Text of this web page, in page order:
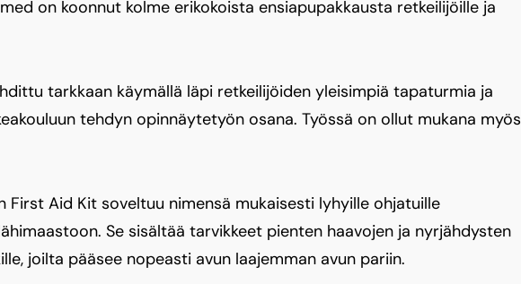
on koonnut kolme erikokoista ensiapupakkausta retkeilijöille ja
tarkkaan käymällä läpi retkeilijöiden yleisimpiä tapaturmia ja
tehdyn opinnäytetyön osana. Työssä on ollut mukana myös
First Aid Kit soveltuu nimensä mukaisesti lyhyille ohjatuille
Se sisältää tarvikkeet pienten haavojen ja nyrjähdysten
joilta pääsee nopeasti avun laajemman avun pariin.